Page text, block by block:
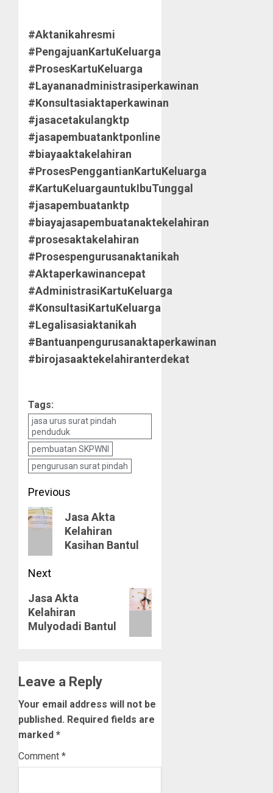
#Aktanikahresmi
#PengajuanKartuKeluarga
#ProsesKartuKeluarga
#Layananadministrasiperkawinan
#Konsultasiaktaperkawinan
#jasacetakulangktp
#jasapembuatanktponline
#biayaaktakelahiran
#ProsesPenggantianKartuKeluarga
#KartuKeluargauntukIbuTunggal
#jasapembuatanktp
#biayajasapembuatanaktekelahiran
#prosesaktakelahiran
#Prosespengurusanaktanikah
#Aktaperkawinancepat
#AdministrasiKartuKeluarga
#KonsultasiKartuKeluarga
#Legalisasiaktanikah
#Bantuanpengurusanaktaperkawinan
#birojasaaktekelahiranterdekat
Tags:
jasa urus surat pindah
penduduk
pembuatan SKPWNI
pengurusan surat pindah
Post
navigation
Previous
Previous
post:
Jasa Akta
Kelahiran
Kasihan Bantul
Next
Next
post:
Jasa Akta
Kelahiran
Mulyodadi Bantul
Leave a Reply
Your email address will not be
published. Required fields are
marked *
Comment *